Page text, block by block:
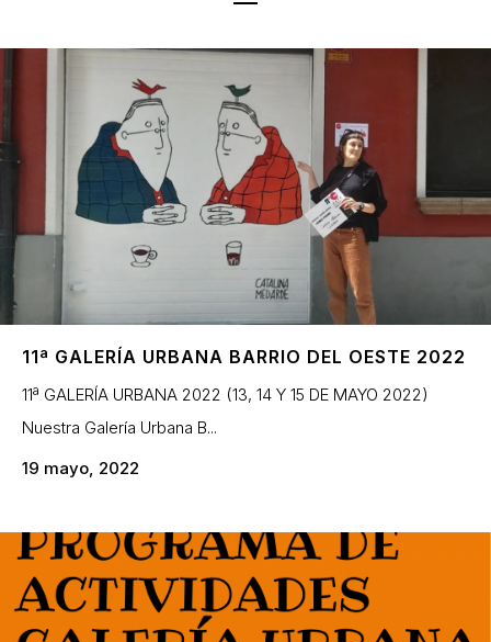
11ª GALERÍA URBANA BARRIO DEL OESTE 2022
11ª GALERÍA URBANA 2022 (13, 14 Y 15 DE MAYO 2022)
Nuestra Galería Urbana B...
19 mayo, 2022